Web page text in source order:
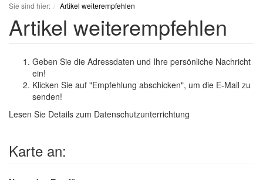
Sie sind hier: Artikel weiterempfehlen
Artikel weiterempfehlen
Geben Sie die Adressdaten und Ihre persönliche Nachricht
ein!
Klicken Sie auf "Empfehlung abschicken", um die E-Mail zu
senden!
Lesen Sie Details zum Datenschutzunterrichtung
Karte an: